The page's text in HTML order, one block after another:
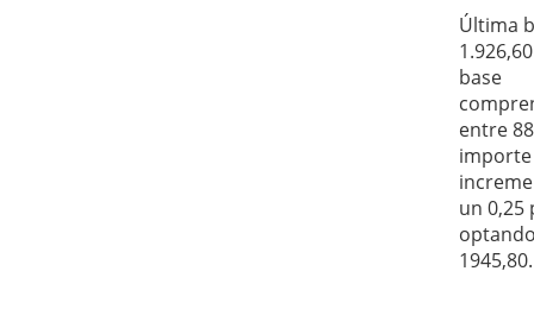
Última
base
entre
importe
un 0,25
1945,80.